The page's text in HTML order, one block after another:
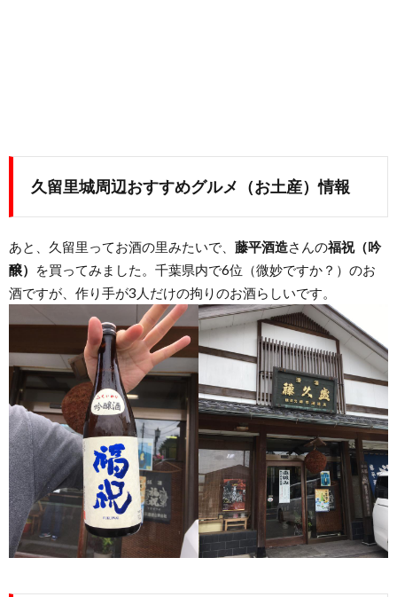
久留里城周辺おすすめグルメ（お土産）情報
あと、久留里ってお酒の里みたいで、 藤平酒造さんの福祝（吟
醸）
を買ってみました。千葉県内で6位（微妙ですか？）のお
酒ですが、作り手が3人だけの拘りのお酒らしいです。